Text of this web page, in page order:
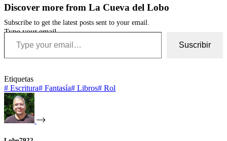
Discover more from La Cueva del Lobo
Subscribe to get the latest posts sent to your email.
Type your email…
Suscribir
Etiquetas
# Escritura# Fantasía# Libros# Rol